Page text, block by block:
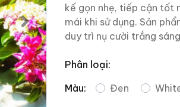
kế gọn nhẹ, tiếp cận
mái khi sử dụng. Sản
duy trì nụ cười trắng
Phân loại:
Màu:
Đen